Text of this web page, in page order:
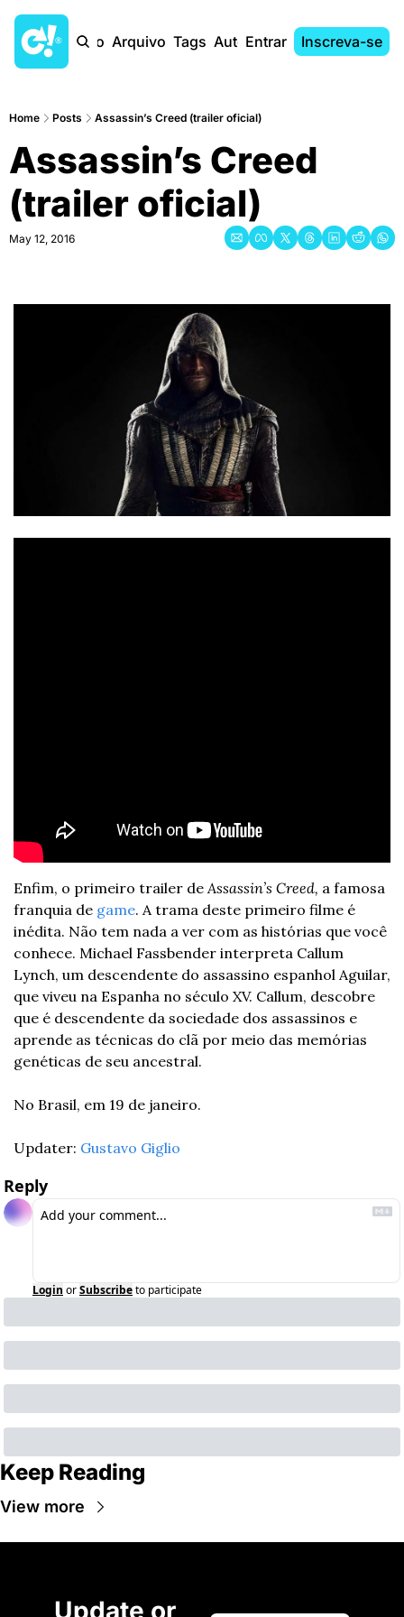
Início Arquivo Tags AutoresEntrar Inscreva-se
Home Posts Assassin’s Creed (trailer oficial)
Assassin’s Creed
(trailer oficial)
May 12, 2016
Enfim, o primeiro trailer de Assassin’s Creed, a famosa
franquia de game. A trama deste primeiro filme é
inédita. Não tem nada a ver com as histórias que você
conhece. Michael Fassbender interpreta Callum
Lynch, um descendente do assassino espanhol Aguilar,
que viveu na Espanha no século XV. Callum, descobre
que é descendente da sociedade dos assassinos e
aprende as técnicas do clã por meio das memórias
genéticas de seu ancestral.
No Brasil, em 19 de janeiro.
Updater: Gustavo Giglio
Reply
Login orSubscribeto participate
Keep Reading
View more